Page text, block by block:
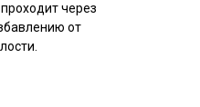
через
от